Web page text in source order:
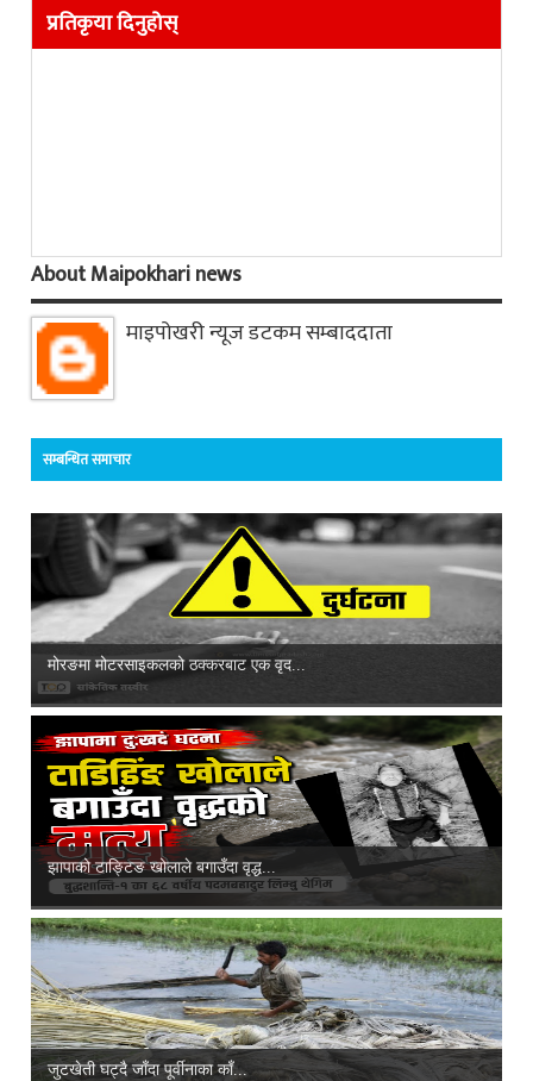
प्रतिकृया दिनुहोस्
About Maipokhari news
माइपोखरी न्यूज डटकम सम्बाददाता
सम्बन्धित समाचार
मोरङमा मोटरसाइकलको ठक्करबाट एक वृद...
झापाको टाङ्टिङ खोलाले बगाउँदा वृद्ध...
जुटखेती घट्दै जाँदा पूर्वीनाका काँ...